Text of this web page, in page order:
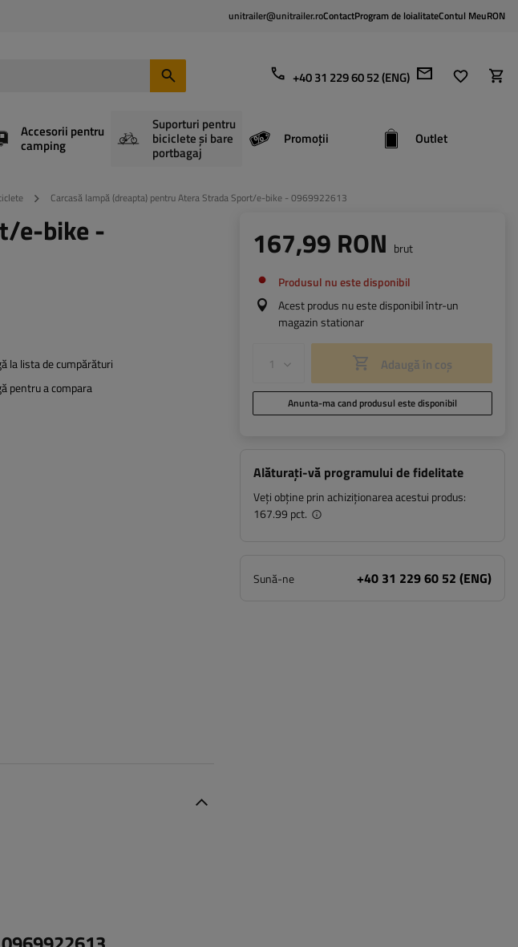
unitrailer@unitrailer.roContactProgram de loialitateContul MeuRON
+40 31 229 60 52 (ENG)
Accesorii pentru
camping
Suporturi pentru
biciclete și bare
portbagaj
Promoții Outlet
Carcasă lampă (dreapta) pentru Atera Strada Sport/e-bike - 0969922613
e-bike -
la lista de cumpărături
pentru a compara
167,99 RON brut
Produsul nu este disponibil
Acest produs nu este disponibil într-un
magazin stationar
Adaugă în coș
Anunta-ma cand produsul este disponibil
Alăturați-vă programului de fidelitate
Veți obține prin achiziționarea acestui produs:
167.99 pct.
Sună-ne +40 31 229 60 52 (ENG)